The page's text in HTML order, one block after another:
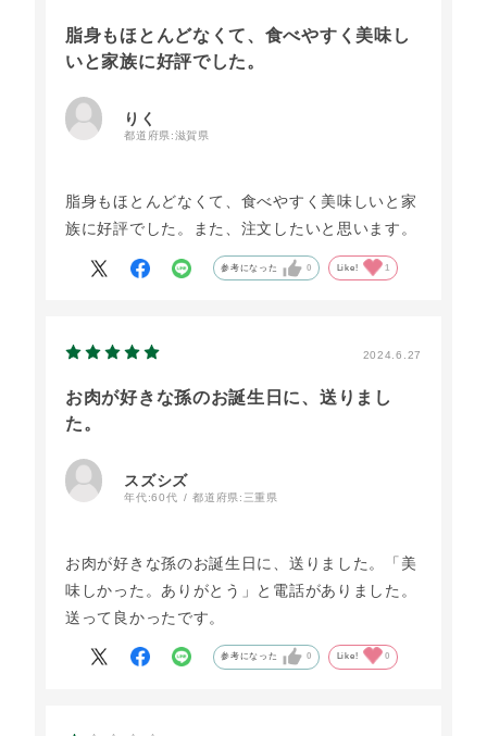
脂身もほとんどなくて、食べやすく美味し
いと家族に好評でした。
りく
都道府県:滋賀県
脂身もほとんどなくて、食べやすく美味しいと家
族に好評でした。また、注文したいと思います。
参考になった 0 Like! 1
2024.6.27
お肉が好きな孫のお誕生日に、送りまし
た。
スズシズ
年代:60代 都道府県: 三重県
お肉が好きな孫のお誕生日に、送りました。「美
味しかった。ありがとう」と電話がありました。
送って良かったです。
参考になった 0 Like! 0